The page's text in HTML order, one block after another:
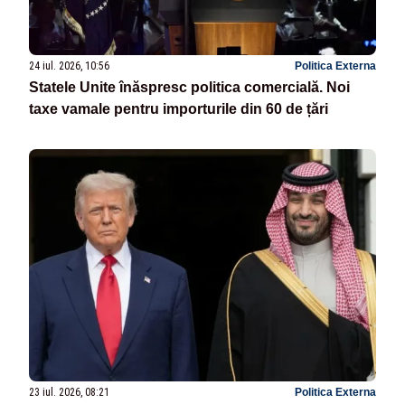
24 iul. 2026, 10:56 Politica Externa
Statele Unite înăspresc politica comercială. Noi
taxe vamale pentru importurile din 60 de țări
23 iul. 2026, 08:21 Politica Externa